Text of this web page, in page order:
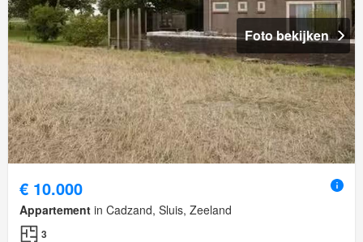
Foto bekijken
€ 10.000
Appartement in Cadzand, Sluis, Zeeland
3